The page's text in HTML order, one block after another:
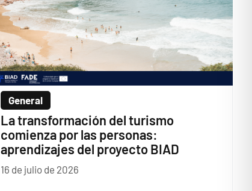
General
La transformación del turismo
comienza por las personas:
aprendizajes del proyecto BIAD
16 de julio de 2026